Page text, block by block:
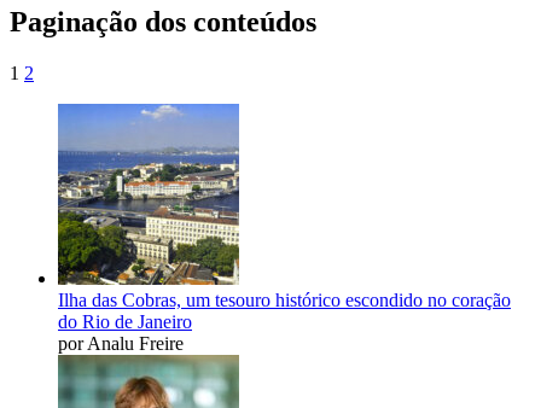
Paginação dos conteúdos
1 2
Ilha das Cobras, um tesouro histórico escondido no coração
do Rio de Janeiro
por Analu Freire